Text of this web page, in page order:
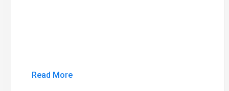
Read More